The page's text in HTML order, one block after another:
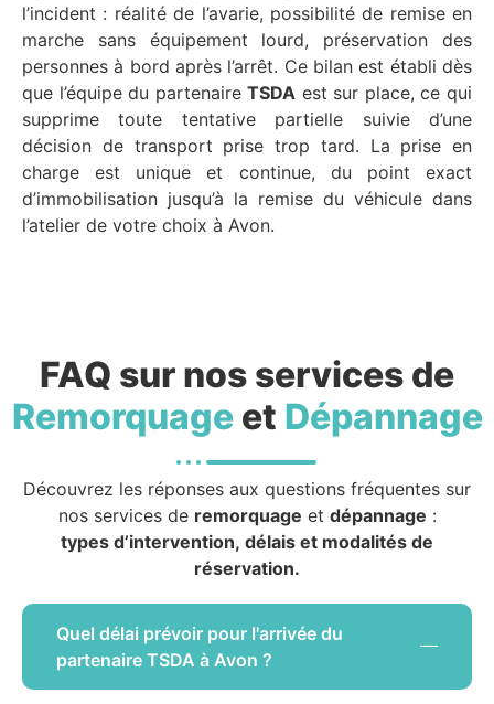
l’incident : réalité de l’avarie, possibilité de remise en
marche sans équipement lourd, préservation des
personnes à bord après l’arrêt. Ce bilan est établi dès
que l’équipe du partenaireTSDA est sur place, ce qui
supprime toute tentative partielle suivie d’une
décision de transport prise trop tard. La prise en
charge est unique et continue, du point exact
d’immobilisation jusqu’à la remise du véhicule dans
l’atelier de votre choix à Avon.
FAQ sur nos services de
Remorquageet Dépannage
Découvrez les réponses aux questions fréquentes sur
nos services de remorquage et dépannage :
types d’intervention, délais et modalités de
réservation.
Quel délai prévoir pour l'arrivée du
partenaire TSDA à Avon ?